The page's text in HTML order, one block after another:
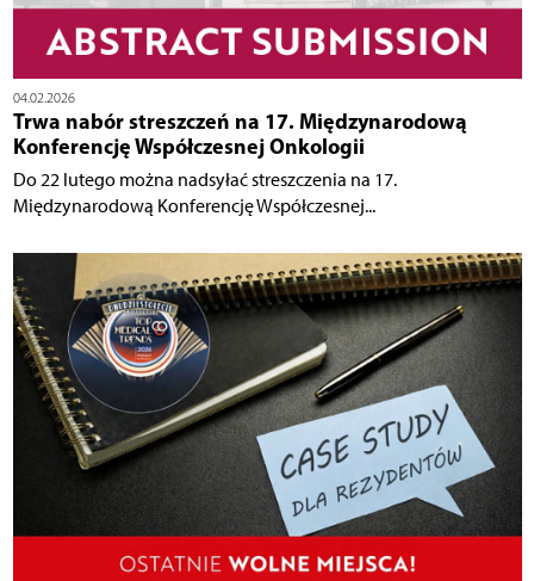
04.02.2026
Trwa nabór streszczeń na 17. Międzynarodową
Konferencję Współczesnej Onkologii
Do 22 lutego można nadsyłać streszczenia na 17.
Międzynarodową Konferencję Współczesnej...